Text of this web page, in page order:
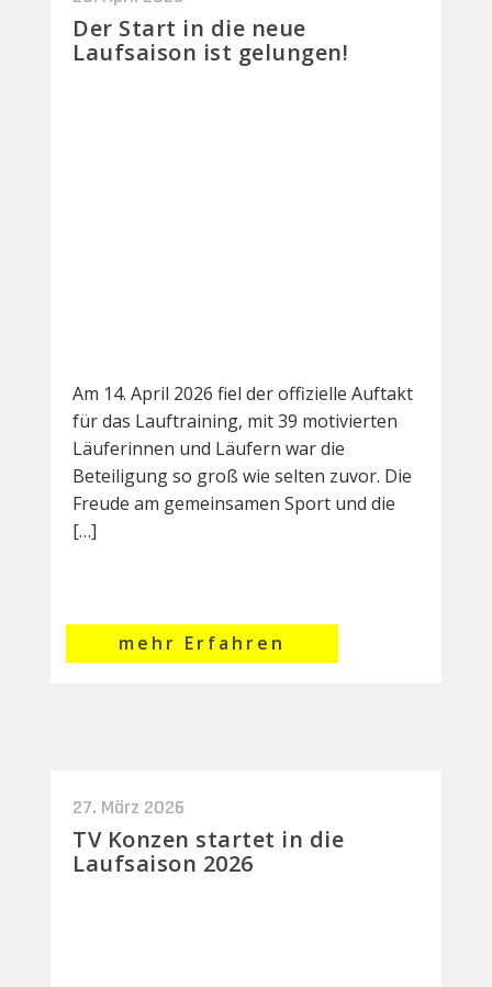
Der Start in die neue
Laufsaison ist gelungen!
Am 14. April 2026 fiel der offizielle Auftakt
für das Lauftraining, mit 39 motivierten
Läuferinnen und Läufern war die
Beteiligung so groß wie selten zuvor. Die
Freude am gemeinsamen Sport und die
[…]
mehr Erfahren
27. März 2026
TV Konzen startet in die
Laufsaison 2026